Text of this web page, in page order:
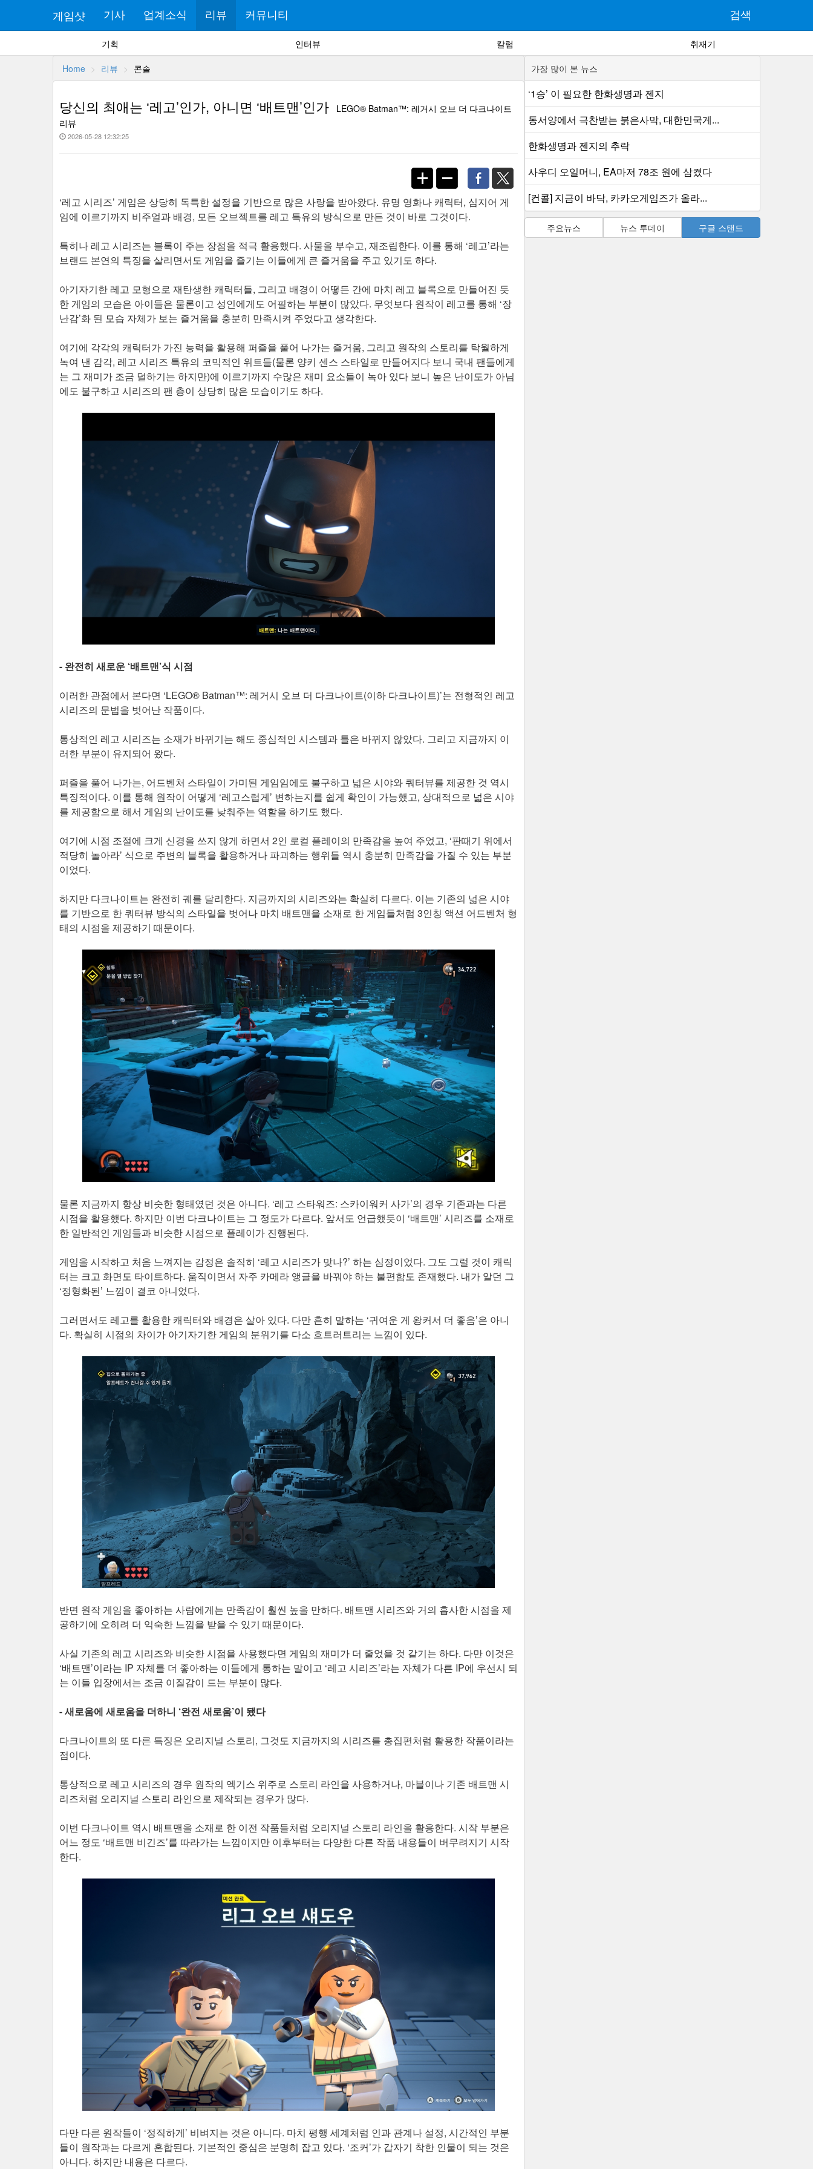
게임샷 기사 업계소식 리뷰 커뮤니티 검색
기획 인터뷰 칼럼 취재기
Home 리뷰 콘솔
당신의 최애는 ‘레고’인가, 아니면 ‘배트맨’인가
LEGO® Batman™: 레거시 오브 더 다크나이트
리뷰
2026-05-28 12:32:25
‘레고 시리즈’ 게임은 상당히 독특한 설정을 기반으로 많은 사랑을 받아왔다. 유명 영화나 캐릭터, 심지어 게
임에 이르기까지 비주얼과 배경, 모든 오브젝트를 레고 특유의 방식으로 만든 것이 바로 그것이다.
특히나 레고 시리즈는 블록이 주는 장점을 적극 활용했다. 사물을 부수고, 재조립한다. 이를 통해 ‘레고’라는
브랜드 본연의 특징을 살리면서도 게임을 즐기는 이들에게 큰 즐거움을 주고 있기도 하다.
아기자기한 레고 모형으로 재탄생한 캐릭터들, 그리고 배경이 어떻든 간에 마치 레고 블록으로 만들어진 듯
한 게임의 모습은 아이들은 물론이고 성인에게도 어필하는 부분이 많았다. 무엇보다 원작이 레고를 통해 ‘장
난감’화 된 모습 자체가 보는 즐거움을 충분히 만족시켜 주었다고 생각한다.
여기에 각각의 캐릭터가 가진 능력을 활용해 퍼즐을 풀어 나가는 즐거움, 그리고 원작의 스토리를 탁월하게
녹여 낸 감각, 레고 시리즈 특유의 코믹적인 위트들(물론 양키 센스 스타일로 만들어지다 보니 국내 팬들에게
는 그 재미가 조금 덜하기는 하지만)에 이르기까지 수많은 재미 요소들이 녹아 있다 보니 높은 난이도가 아님
에도 불구하고 시리즈의 팬 층이 상당히 많은 모습이기도 하다.
- 완전히 새로운 ‘배트맨’식 시점
이러한 관점에서 본다면 ‘LEGO® Batman™: 레거시 오브 더 다크나이트(이하 다크나이트)’는 전형적인 레고
시리즈의 문법을 벗어난 작품이다.
통상적인 레고 시리즈는 소재가 바뀌기는 해도 중심적인 시스템과 틀은 바뀌지 않았다. 그리고 지금까지 이
러한 부분이 유지되어 왔다.
퍼즐을 풀어 나가는, 어드벤처 스타일이 가미된 게임임에도 불구하고 넓은 시야와 쿼터뷰를 제공한 것 역시
특징적이다. 이를 통해 원작이 어떻게 ‘레고스럽게’ 변하는지를 쉽게 확인이 가능했고, 상대적으로 넓은 시야
를 제공함으로 해서 게임의 난이도를 낮춰주는 역할을 하기도 했다.
여기에 시점 조절에 크게 신경을 쓰지 않게 하면서 2인 로컬 플레이의 만족감을 높여 주었고, ‘판때기 위에서
적당히 놀아라’ 식으로 주변의 블록을 활용하거나 파괴하는 행위들 역시 충분히 만족감을 가질 수 있는 부분
이었다.
하지만 다크나이트는 완전히 궤를 달리한다. 지금까지의 시리즈와는 확실히 다르다. 이는 기존의 넓은 시야
를 기반으로 한 쿼터뷰 방식의 스타일을 벗어나 마치 배트맨을 소재로 한 게임들처럼 3인칭 액션 어드벤처 형
태의 시점을 제공하기 때문이다.
물론 지금까지 항상 비슷한 형태였던 것은 아니다. ‘레고 스타워즈: 스카이워커 사가’의 경우 기존과는 다른
시점을 활용했다. 하지만 이번 다크나이트는 그 정도가 다르다. 앞서도 언급했듯이 ‘배트맨’ 시리즈를 소재로
한 일반적인 게임들과 비슷한 시점으로 플레이가 진행된다.
게임을 시작하고 처음 느껴지는 감정은 솔직히 ‘레고 시리즈가 맞나?’ 하는 심정이었다. 그도 그럴 것이 캐릭
터는 크고 화면도 타이트하다. 움직이면서 자주 카메라 앵글을 바꿔야 하는 불편함도 존재했다. 내가 알던 그
‘정형화된’ 느낌이 결코 아니었다.
그러면서도 레고를 활용한 캐릭터와 배경은 살아 있다. 다만 흔히 말하는 ‘귀여운 게 왕커서 더 좋음’은 아니
다. 확실히 시점의 차이가 아기자기한 게임의 분위기를 다소 흐트러트리는 느낌이 있다.
반면 원작 게임을 좋아하는 사람에게는 만족감이 훨씬 높을 만하다. 배트맨 시리즈와 거의 흡사한 시점을 제
공하기에 오히려 더 익숙한 느낌을 받을 수 있기 때문이다.
사실 기존의 레고 시리즈와 비슷한 시점을 사용했다면 게임의 재미가 더 줄었을 것 같기는 하다. 다만 이것은
‘배트맨’이라는 IP 자체를 더 좋아하는 이들에게 통하는 말이고 ‘레고 시리즈’라는 자체가 다른 IP에 우선시 되
는 이들 입장에서는 조금 이질감이 드는 부분이 많다.
- 새로움에 새로움을 더하니 ‘완전 새로움’이 됐다
다크나이트의 또 다른 특징은 오리지널 스토리, 그것도 지금까지의 시리즈를 총집편처럼 활용한 작품이라는
점이다.
통상적으로 레고 시리즈의 경우 원작의 엑기스 위주로 스토리 라인을 사용하거나, 마블이나 기존 배트맨 시
리즈처럼 오리지널 스토리 라인으로 제작되는 경우가 많다.
이번 다크나이트 역시 배트맨을 소재로 한 이전 작품들처럼 오리지널 스토리 라인을 활용한다. 시작 부분은
어느 정도 ‘배트맨 비긴즈’를 따라가는 느낌이지만 이후부터는 다양한 다른 작품 내용들이 버무려지기 시작
한다.
다만 다른 원작들이 ‘정직하게’ 비벼지는 것은 아니다. 마치 평행 세계처럼 인과 관계나 설정, 시간적인 부분
들이 원작과는 다르게 혼합된다. 기본적인 중심은 분명히 잡고 있다. ‘조커’가 갑자기 착한 인물이 되는 것은
아니다. 하지만 내용은 다르다.
가장 많이 본 뉴스
‘1승’ 이 필요한 한화생명과 젠지
동서양에서 극찬받는 붉은사막, 대한민국게...
한화생명과 젠지의 추락
사우디 오일머니, EA마저 78조 원에 삼켰다
[컨콜] 지금이 바닥, 카카오게임즈가 올라...
주요뉴스 뉴스 투데이 구글 스탠드